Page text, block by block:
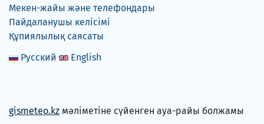
Мекен-жайы және телефондары
Пайдаланушы келісімі
Құпиялылық саясаты
Русский
English
gismeteo.kz мәліметіне сүйенген ауа-райы болжамы